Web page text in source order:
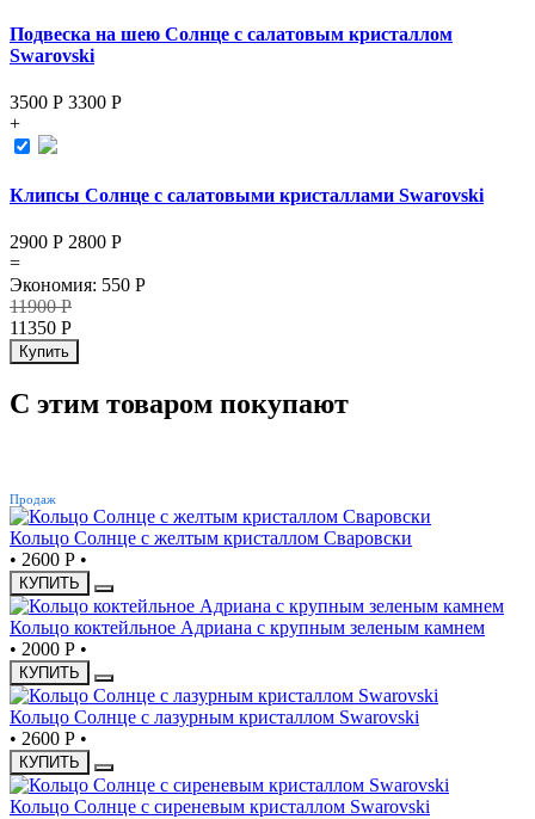
Подвеска на шею Солнце с салатовым кристаллом
Swarovski
3500 Р 3300 Р
+
Клипсы Солнце с салатовыми кристаллами Swarovski
2900 Р 2800 Р
=
Экономия: 550 Р
11900Р
11350 Р
Купить
С этим товаром покупают
Продаж
Кольцо Солнце с желтым кристаллом Сваровски
• 2600 Р •
КУПИТЬ
Кольцо коктейльное Адриана с крупным зеленым камнем
• 2000 Р •
КУПИТЬ
Кольцо Солнце с лазурным кристаллом Swarovski
• 2600 Р •
КУПИТЬ
Кольцо Солнце с сиреневым кристаллом Swarovski